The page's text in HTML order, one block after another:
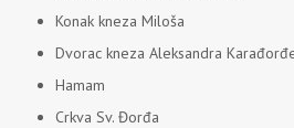
Konak kneza Miloša
Dvorac kneza Aleksandra
Hamam
Crkva Sv. Đorđa